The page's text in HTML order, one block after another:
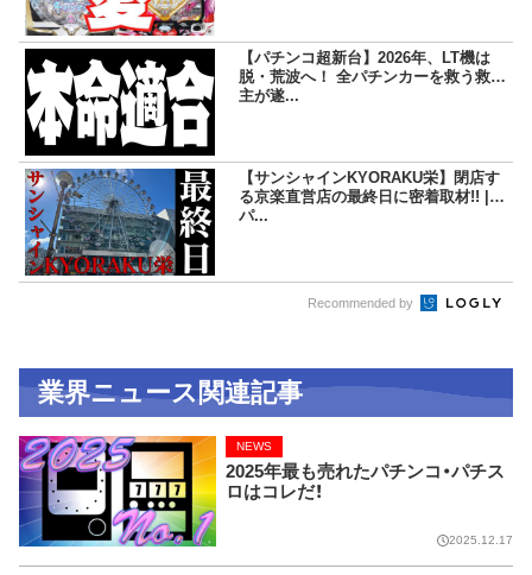
【パチンコ超新台】2026年、LT機は
脱・荒波へ！ 全パチンカーを救う救世
主が遂...
【サンシャインKYORAKU栄】閉店す
る京楽直営店の最終日に密着取材!! |
パ...
Recommended by
業界ニュース関連記事
2025年最も売れたパチンコ・パチス
ロはコレだ！
NEWS
2025.12.17